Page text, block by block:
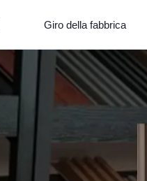
Giro della fabbrica